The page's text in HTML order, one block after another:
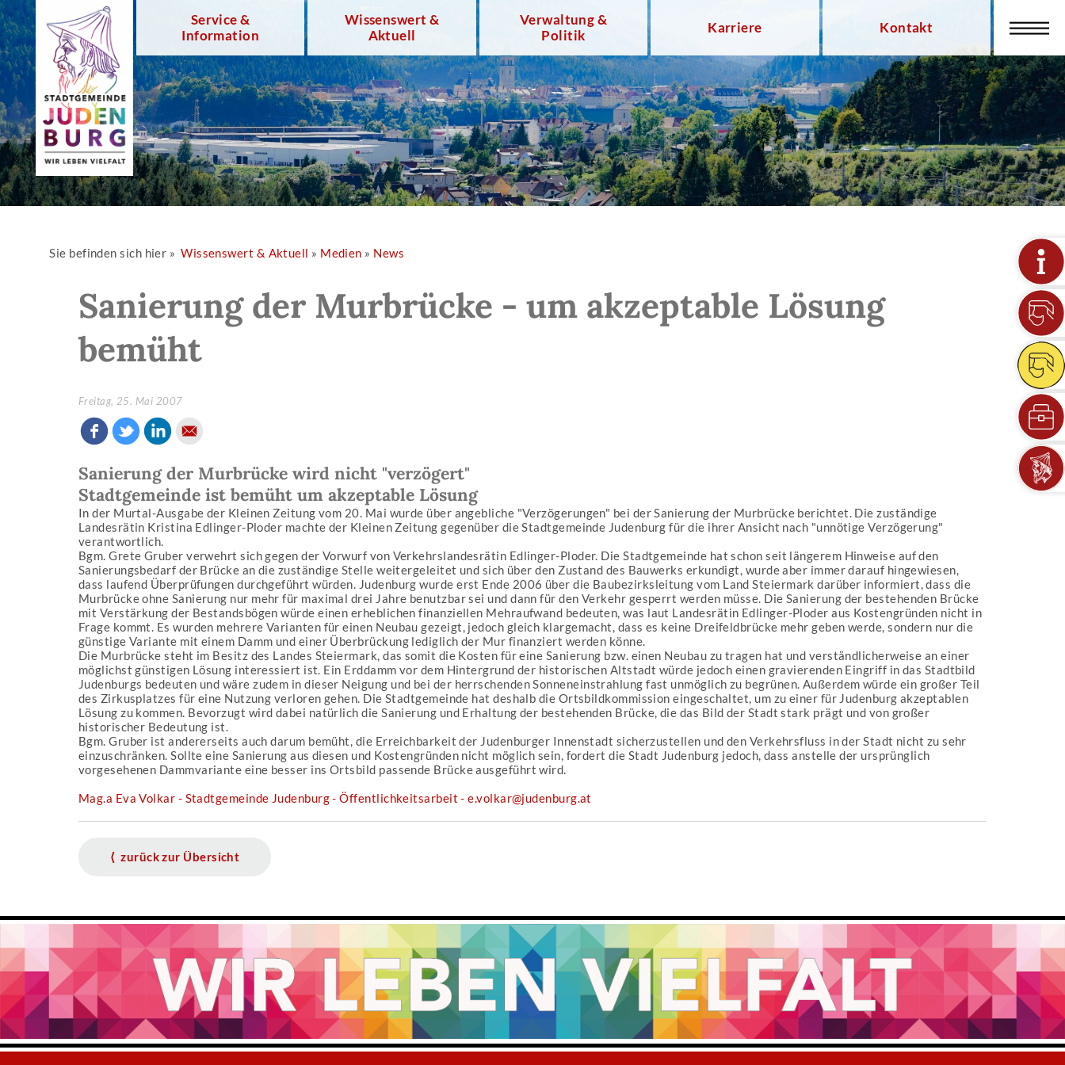
Service &
Information
Wissenswert &
Aktuell
Verwaltung &
Politik
Karriere Kontakt
Sie befinden sich hier »Wissenswert & Aktuell » Medien » News
Sanierung der Murbrücke - um akzeptable Lösung
bemüht
Freitag, 25. Mai 2007
Sanierung der Murbrücke wird nicht "verzögert"
Stadtgemeinde ist bemüht um akzeptable Lösung
In der Murtal-Ausgabe der Kleinen Zeitung vom 20. Mai wurde über angebliche "Verzögerungen" bei der Sanierung der Murbrücke berichtet. Die zuständige
Landesrätin Kristina Edlinger-Ploder machte der Kleinen Zeitung gegenüber die Stadtgemeinde Judenburg für die ihrer Ansicht nach "unnötige Verzögerung"
verantwortlich.
Bgm. Grete Gruber verwehrt sich gegen der Vorwurf von Verkehrslandesrätin Edlinger-Ploder. Die Stadtgemeinde hat schon seit längerem Hinweise auf den
Sanierungsbedarf der Brücke an die zuständige Stelle weitergeleitet und sich über den Zustand des Bauwerks erkundigt, wurde aber immer darauf hingewiesen,
dass laufend Überprüfungen durchgeführt würden. Judenburg wurde erst Ende 2006 über die Baubezirksleitung vom Land Steiermark darüber informiert, dass die
Murbrücke ohne Sanierung nur mehr für maximal drei Jahre benutzbar sei und dann für den Verkehr gesperrt werden müsse. Die Sanierung der bestehenden Brücke
mit Verstärkung der Bestandsbögen würde einen erheblichen finanziellen Mehraufwand bedeuten, was laut Landesrätin Edlinger-Ploder aus Kostengründen nicht in
Frage kommt. Es wurden mehrere Varianten für einen Neubau gezeigt, jedoch gleich klargemacht, dass es keine Dreifeldbrücke mehr geben werde, sondern nur die
günstige Variante mit einem Damm und einer Überbrückung lediglich der Mur finanziert werden könne.
Die Murbrücke steht im Besitz des Landes Steiermark, das somit die Kosten für eine Sanierung bzw. einen Neubau zu tragen hat und verständlicherweise an einer
möglichst günstigen Lösung interessiert ist. Ein Erddamm vor dem Hintergrund der historischen Altstadt würde jedoch einen gravierenden Eingriff in das Stadtbild
Judenburgs bedeuten und wäre zudem in dieser Neigung und bei der herrschenden Sonneneinstrahlung fast unmöglich zu begrünen. Außerdem würde ein großer Teil
des Zirkusplatzes für eine Nutzung verloren gehen. Die Stadtgemeinde hat deshalb die Ortsbildkommission eingeschaltet, um zu einer für Judenburg akzeptablen
Lösung zu kommen. Bevorzugt wird dabei natürlich die Sanierung und Erhaltung der bestehenden Brücke, die das Bild der Stadt stark prägt und von großer
historischer Bedeutung ist.
Bgm. Gruber ist andererseits auch darum bemüht, die Erreichbarkeit der Judenburger Innenstadt sicherzustellen und den Verkehrsfluss in der Stadt nicht zu sehr
einzuschränken. Sollte eine Sanierung aus diesen und Kostengründen nicht möglich sein, fordert die Stadt Judenburg jedoch, dass anstelle der ursprünglich
vorgesehenen Dammvariante eine besser ins Ortsbild passende Brücke ausgeführt wird.
Mag.a Eva Volkar - Stadtgemeinde Judenburg - Öffentlichkeitsarbeit - e.volkar@judenburg.at
⟨ zurück zur Übersicht